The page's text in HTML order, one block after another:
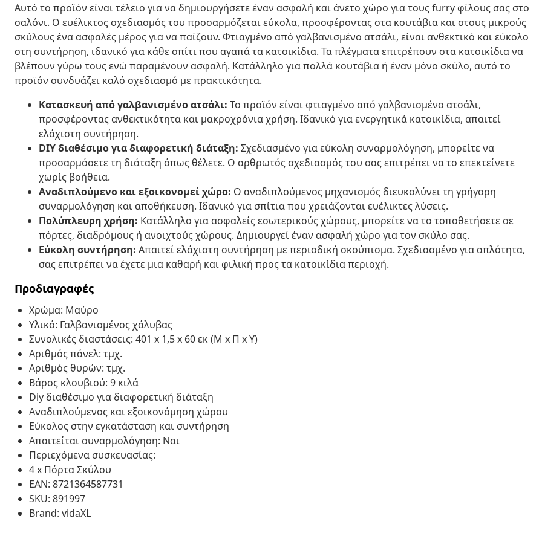
Αυτό το προϊόν είναι τέλειο για να δημιουργήσετε έναν ασφαλή και άνετο χώρο για τους furry φίλους σας στο
σαλόνι. Ο ευέλικτος σχεδιασμός του προσαρμόζεται εύκολα, προσφέροντας στα κουτάβια και στους μικρούς
σκύλους ένα ασφαλές μέρος για να παίζουν. Φτιαγμένο από γαλβανισμένο ατσάλι, είναι ανθεκτικό και εύκολο
στη συντήρηση, ιδανικό για κάθε σπίτι που αγαπά τα κατοικίδια. Τα πλέγματα επιτρέπουν στα κατοικίδια να
βλέπουν γύρω τους ενώ παραμένουν ασφαλή. Κατάλληλο για πολλά κουτάβια ή έναν μόνο σκύλο, αυτό το
προϊόν συνδυάζει καλό σχεδιασμό με πρακτικότητα.
Κατασκευή από γαλβανισμένο ατσάλι: Το προϊόν είναι φτιαγμένο από γαλβανισμένο ατσάλι,
προσφέροντας ανθεκτικότητα και μακροχρόνια χρήση. Ιδανικό για ενεργητικά κατοικίδια, απαιτεί
ελάχιστη συντήρηση.
DIY διαθέσιμο για διαφορετική διάταξη: Σχεδιασμένο για εύκολη συναρμολόγηση, μπορείτε να
προσαρμόσετε τη διάταξη όπως θέλετε. Ο αρθρωτός σχεδιασμός του σας επιτρέπει να το επεκτείνετε
χωρίς βοήθεια.
Αναδιπλούμενο και εξοικονομεί χώρο: Ο αναδιπλούμενος μηχανισμός διευκολύνει τη γρήγορη
συναρμολόγηση και αποθήκευση. Ιδανικό για σπίτια που χρειάζονται ευέλικτες λύσεις.
Πολύπλευρη χρήση: Κατάλληλο για ασφαλείς εσωτερικούς χώρους, μπορείτε να το τοποθετήσετε σε
πόρτες, διαδρόμους ή ανοιχτούς χώρους. Δημιουργεί έναν ασφαλή χώρο για τον σκύλο σας.
Εύκολη συντήρηση: Απαιτεί ελάχιστη συντήρηση με περιοδική σκούπισμα. Σχεδιασμένο για απλότητα,
σας επιτρέπει να έχετε μια καθαρή και φιλική προς τα κατοικίδια περιοχή.
Προδιαγραφές
Χρώμα: Μαύρο
Υλικό: Γαλβανισμένος χάλυβας
Συνολικές διαστάσεις: 401 x 1,5 x 60 εκ (Μ x Π x Υ)
Αριθμός πάνελ: τμχ.
Αριθμός θυρών: τμχ.
Βάρος κλουβιού: 9 κιλά
Diy διαθέσιμο για διαφορετική διάταξη
Αναδιπλούμενος και εξοικονόμηση χώρου
Εύκολος στην εγκατάσταση και συντήρηση
Απαιτείται συναρμολόγηση: Ναι
Περιεχόμενα συσκευασίας:
4 x Πόρτα Σκύλου
EAN: 8721364587731
SKU: 891997
Brand: vidaXL